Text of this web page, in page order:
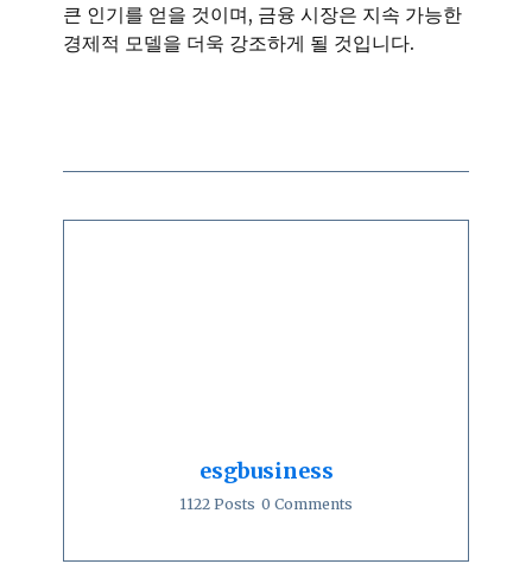
큰 인기를 얻을 것이며, 금융 시장은 지속 가능한
경제적 모델을 더욱 강조하게 될 것입니다.
esgbusiness
1122 Posts 0 Comments